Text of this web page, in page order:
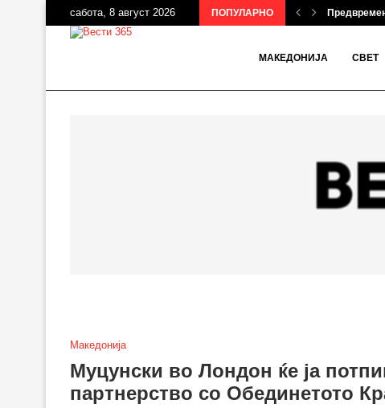
сабота, 8 август 2026 ПОПУЛАРНО
МАКЕДОНИЈА СВЕТ
Македонија
Муцунски во Лондон ќе ја
партнерство со Обединетото